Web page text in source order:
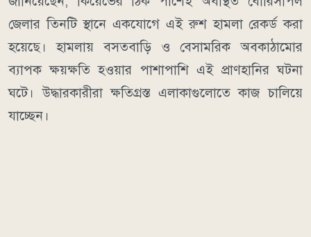
জেলার তিনটি স্থানে একযোগে এই রুশ হামলা রেকর্ড করা
হয়েছে। হামলায় বসতবাড়ি ও বেসামরিক অবকাঠামোর
ব্যাপক ক্ষয়ক্ষতি হওয়ার পাশাপাশি এই প্রাণহানির ঘটনা
ঘটে। উদ্ধারকারীরা ক্ষতিগ্রস্ত এলাকাগুলোতে কাজ চালিয়ে
যাচ্ছেন।